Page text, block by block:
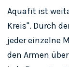
Aquafit ist
Kreis". Durch
jeder einzelne
den Armen